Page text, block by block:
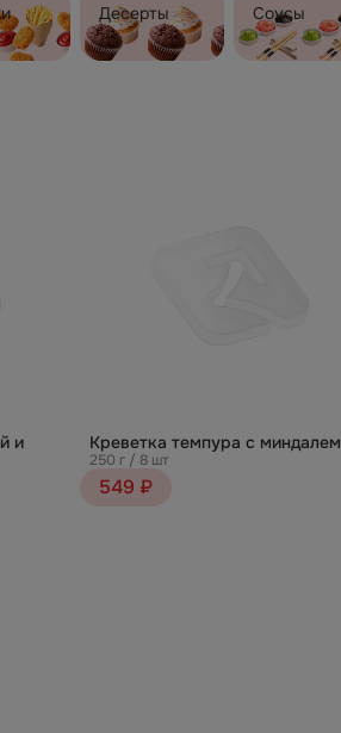
Десерты Соусы
и
Креветка темпура с миндалем
250 г / 8 шт
549 ₽